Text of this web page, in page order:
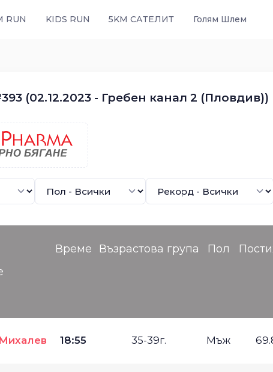
RUN KIDS RUN 5KM САТЕЛИТ Голям Шлем
(02.12.2023 - Гребен канал 2 (Пловдив))
Време Възрастова група Пол
18:55 35-39г. Мъж